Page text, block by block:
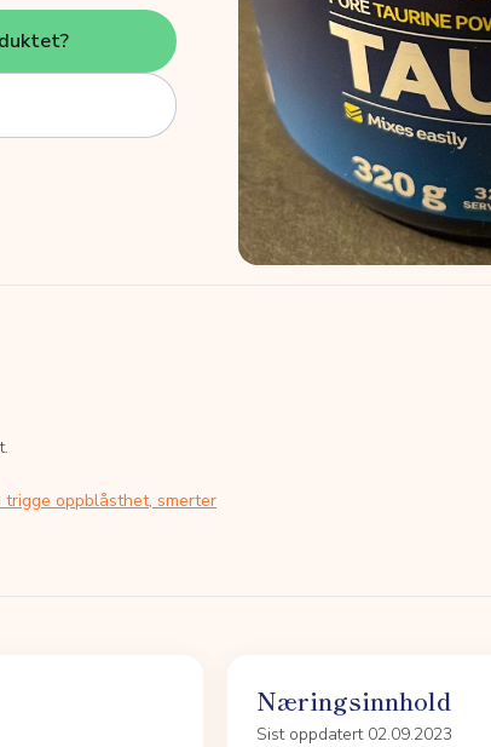
trigge oppblåsthet, smerter
Næringsinnhold
Sist oppdatert 02.09.2023